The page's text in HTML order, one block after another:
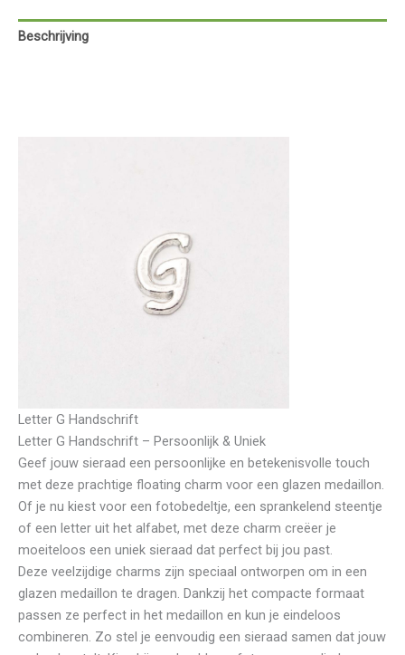
Beschrijving
Letter G Handschrift
Letter G Handschrift – Persoonlijk & Uniek
Geef jouw sieraad een persoonlijke en betekenisvolle touch
met deze prachtige floating charm voor een glazen medaillon.
Of je nu kiest voor een fotobedeltje, een sprankelend steentje
of een letter uit het alfabet, met deze charm creëer je
moeiteloos een uniek sieraad dat perfect bij jou past.
Deze veelzijdige charms zijn speciaal ontworpen om in een
glazen medaillon te dragen. Dankzij het compacte formaat
passen ze perfect in het medaillon en kun je eindeloos
combineren. Zo stel je eenvoudig een sieraad samen dat jouw